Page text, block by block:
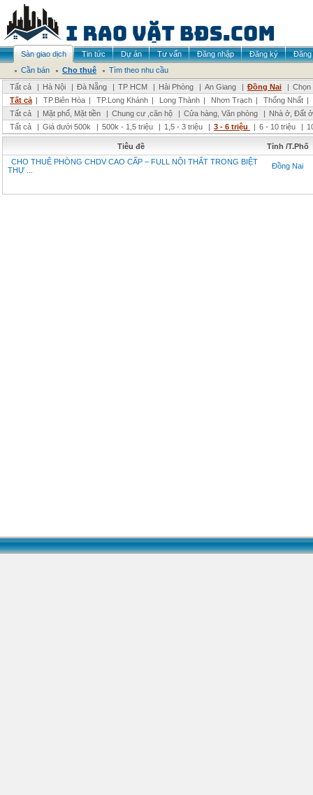
Sàn giao dịch Tin tức Dự án Tư vấn Đăng nhập Đăng ký
Đăng
Cần bán
Cho thuê
Tìm theo nhu cầu
Tất cả
| Hà Nội | Đà Nẵng | TP HCM | Hải Phòng | An Giang | Đồng Nai | Chọn
Tất cả | TP.Biên Hòa | TP.Long Khánh | Long Thành | Nhơn Trạch | Thống Nhất |
Tất cả
| Mặt phố, Mặt tiền | Chung cư ,căn hộ | Cửa hàng, Văn phòng | Nhà ở, Đất ở
Tất cả
| Giá dưới 500k | 500k - 1,5 triệu | 1,5 - 3 triệu | 3 - 6 triệu | 6 - 10 triệu |
Tiêu đề
Tỉnh /T.Phố
CHO THUÊ PHÒNG CHDV CAO CẤP – FULL NỘI THẤT TRONG BIỆT
THỰ ...
Đồng Nai